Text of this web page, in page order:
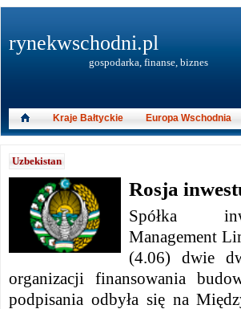
Uzbekistan
Rosja
Spółka
Management
(4.06) dwie
organizacji finansowania
podpisania odbyła się na
rynekwschodni.pl
gospodarka, finanse, biznes
Kraje Bałtyckie Europa Wschodnia